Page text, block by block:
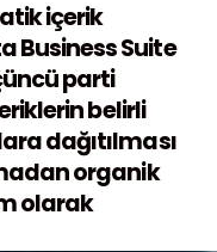
içerik
Business Suite
parti
belirli
dağıtılması
organik
olarak